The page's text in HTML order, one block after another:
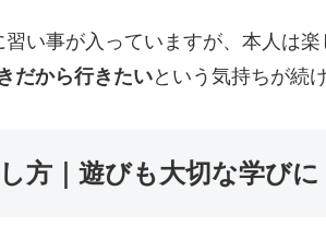
い事が入っていますが、本人は
だから行きたいという気持ちが続
方｜遊びも大切な学びに